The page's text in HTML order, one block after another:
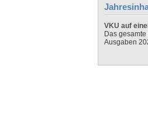
VKU auf
Das
Ausgaben